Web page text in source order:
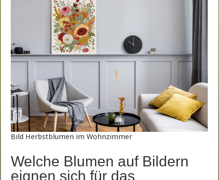
Bild Herbstblumen im Wohnzimmer
Welche Blumen auf Bildern
eignen sich für das